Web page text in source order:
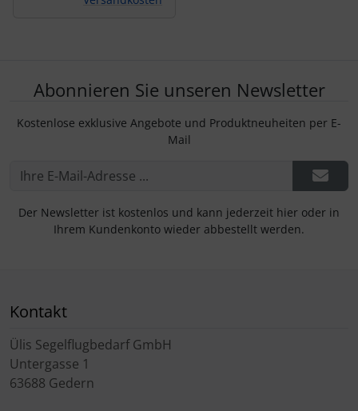
Abonnieren Sie unseren Newsletter
Kostenlose exklusive Angebote und Produktneuheiten per E-
Mail
Der Newsletter ist kostenlos und kann jederzeit hier oder in
Ihrem Kundenkonto wieder abbestellt werden.
Kontakt
Ülis Segelflugbedarf GmbH
Untergasse 1
63688 Gedern